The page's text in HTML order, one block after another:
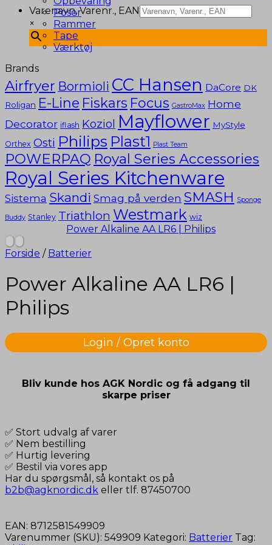
Varenavn, Varenr., EAN
×
Poser
Rammer
Tape
Værktøj
Brands
Airfryer Bormioli CC Hansen DaCore DK
Roligan E-Line Fiskars Focus GastroMax Home
Decorator iflash Koziol Mayflower MyStyle
Orthex Osti Philips Plast1 Plast Team
POWERPAQ Royal Series Accessories
Royal Series Kitchenware
Sistema Skandi Smag på verden SMASH Sponge
Buddy Stanley Triathlon Westmark wiz
Forside / Batterier
Power Alkaline AA LR6 |
Philips
Login / Opret konto
Bliv kunde hos AGK Nordic og få adgang til
skarpe priser
✅ Stort udvalg af varer
✅ Nem bestilling
✅ Hurtig levering
✅ Bestil via vores app
Har du spørgsmål, så kontakt os på
b2b@agknordic.dk eller tlf. 87450700
EAN: 8712581549909
Varenummer (SKU): 549909 Kategori: Batterier Tag: